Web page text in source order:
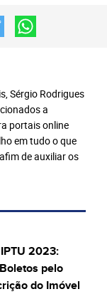
Sérgio Rodrigues
a
portais online
em tudo o que
de auxiliar os
2023:
pelo
do Imóvel